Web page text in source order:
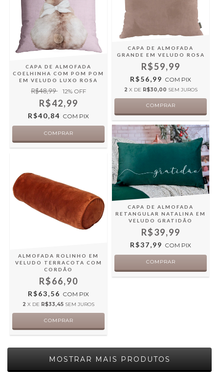
CAPA DE ALMOFADA
COELHINHA COM POM POM
EM VELUDO LUXO ROSA
R$48,99 12% OFF
R$42,99
R$40,84 COM PIX
CAPA DE ALMOFADA
GRANDE EM VELUDO ROSA
R$59,99
R$56,99 COM PIX
2 X DE R$30,00 SEM JUROS
ALMOFADA ROLINHO EM
VELUDO TERRACOTA COM
CORDÃO
R$66,90
R$63,56 COM PIX
2 X DE R$33,45 SEM JUROS
CAPA DE ALMOFADA
RETANGULAR NATALINA EM
VELUDO GRATIDÃO
R$39,99
R$37,99 COM PIX
MOSTRAR MAIS PRODUTOS